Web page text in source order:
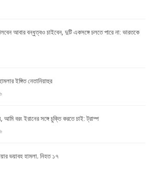
আবার বন্ধুত্বও চাইবেন, দুটি একসঙ্গে চলতে পারে না: ভারতকে
ইঙ্গিত নেতানিয়াহুর
আমি বরং ইরানের সঙ্গে চুক্তি করতে চাই: ট্রাম্প
ভয়াবহ হামলা, নিহত ১৭